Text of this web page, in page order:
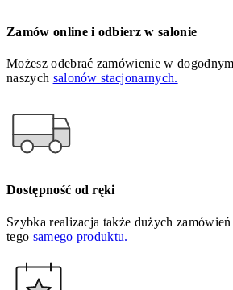
Zamów online i odbierz w salonie
Możesz odebrać zamówienie w
naszych salonów stacjonarnych.
Dostępność od ręki
Szybka realizacja także dużych
tego samego produktu.